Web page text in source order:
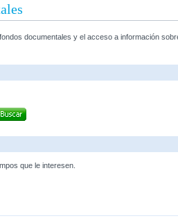
documentales y el acceso a información
que le interesen.